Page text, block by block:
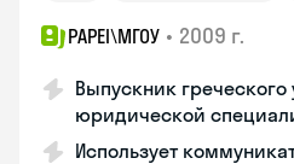
PAPEI\MГОУ • 2009 г.
Выпускник греческого
юридической
Использует